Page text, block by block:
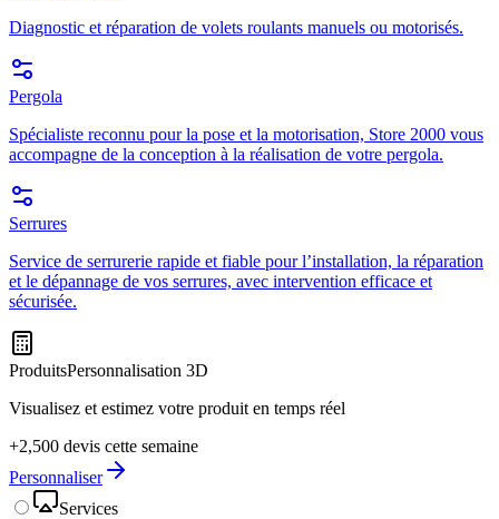
Diagnostic et réparation de volets roulants manuels ou motorisés.
Pergola
Spécialiste reconnu pour la pose et la motorisation, Store 2000 vous
accompagne de la conception à la réalisation de votre pergola.
Serrures
Service de serrurerie rapide et fiable pour l’installation, la réparation
et le dépannage de vos serrures, avec intervention efficace et
sécurisée.
ProduitsPersonnalisation 3D
Visualisez et estimez votre produit en temps réel
+2,500 devis cette semaine
Personnaliser
Services